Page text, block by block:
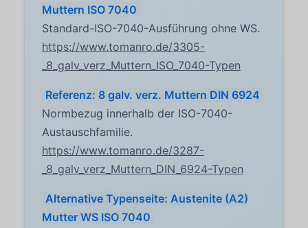
Muttern ISO 7040
Standard-ISO-7040-Ausführung ohne WS.
https://www.tomanro.de/3305-
_8_galv_verz_Muttern_ISO_7040-Typen
Referenz: 8 galv. verz. Muttern DIN 6924
Normbezug innerhalb der ISO-7040-
Austauschfamilie.
https://www.tomanro.de/3287-
_8_galv_verz_Muttern_DIN_6924-Typen
Alternative Typenseite: Austenite (A2)
Mutter WS ISO 7040